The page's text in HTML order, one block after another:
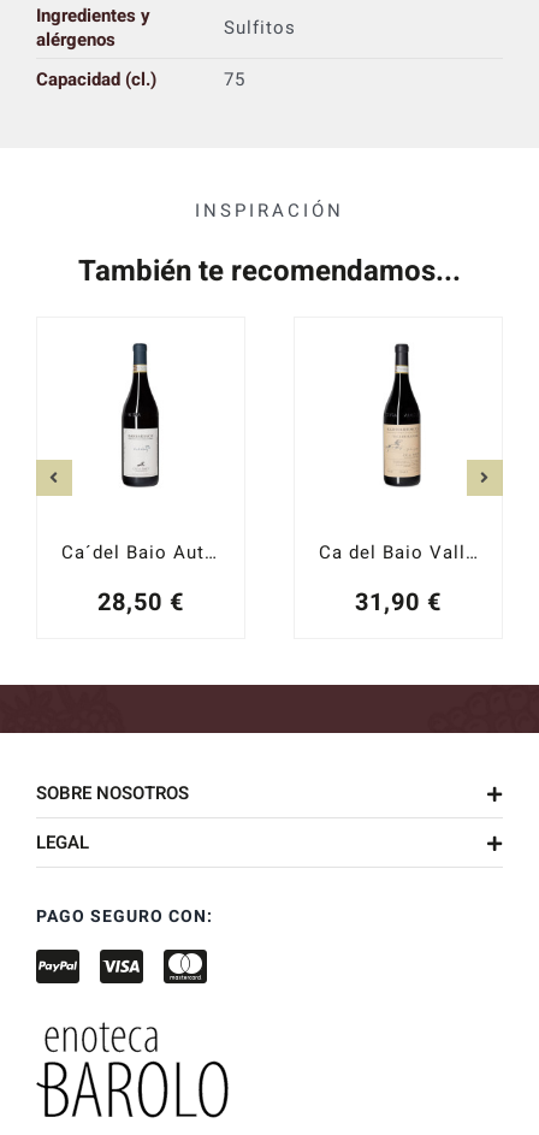
Ingredientes y
alérgenos
Sulfitos
Capacidad (cl.)
75
INSPIRACIÓN
También te recomendamos...
Ca´del Baio Autinbej 2022
28,50 €
Ca del Baio Vallegrande 2022
31,90 €
SOBRE NOSOTROS
LEGAL
PAGO SEGURO CON: